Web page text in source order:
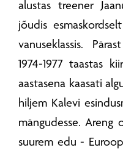
alustas treener
jõudis
vanuseklassis.
1974-1977 taastas
aastasena kaasati
hiljem Kalevi
mängudesse. Areng
suurem edu -